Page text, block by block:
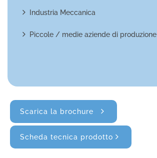
Industria Meccanica
Piccole / medie aziende di produzione
Scarica la brochure
Scheda tecnica prodotto